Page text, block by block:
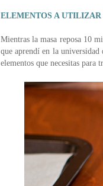
ELEMENTOS A
Mientras la masa reposa 10
que aprendí en la
elementos que necesitas para